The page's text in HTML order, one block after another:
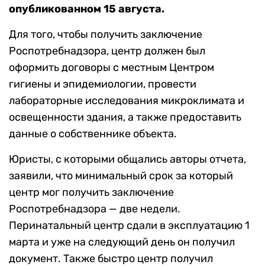
опубликованном 15 августа.
Для того, чтобы получить заключение
Роспотребнадзора, центр должен был
оформить договоры с местным Центром
гигиены и эпидемиологии, провести
лабораторные исследования микроклимата и
освещенности здания, а также предоставить
данные о собственнике объекта.
Юристы, с которыми общались авторы отчета,
заявили, что минимальный срок за который
центр мог получить заключение
Роспотребнадзора — две недели.
Перинатальный центр сдали в эксплуатацию 1
марта и уже на следующий день он получил
документ. Также быстро центр получил